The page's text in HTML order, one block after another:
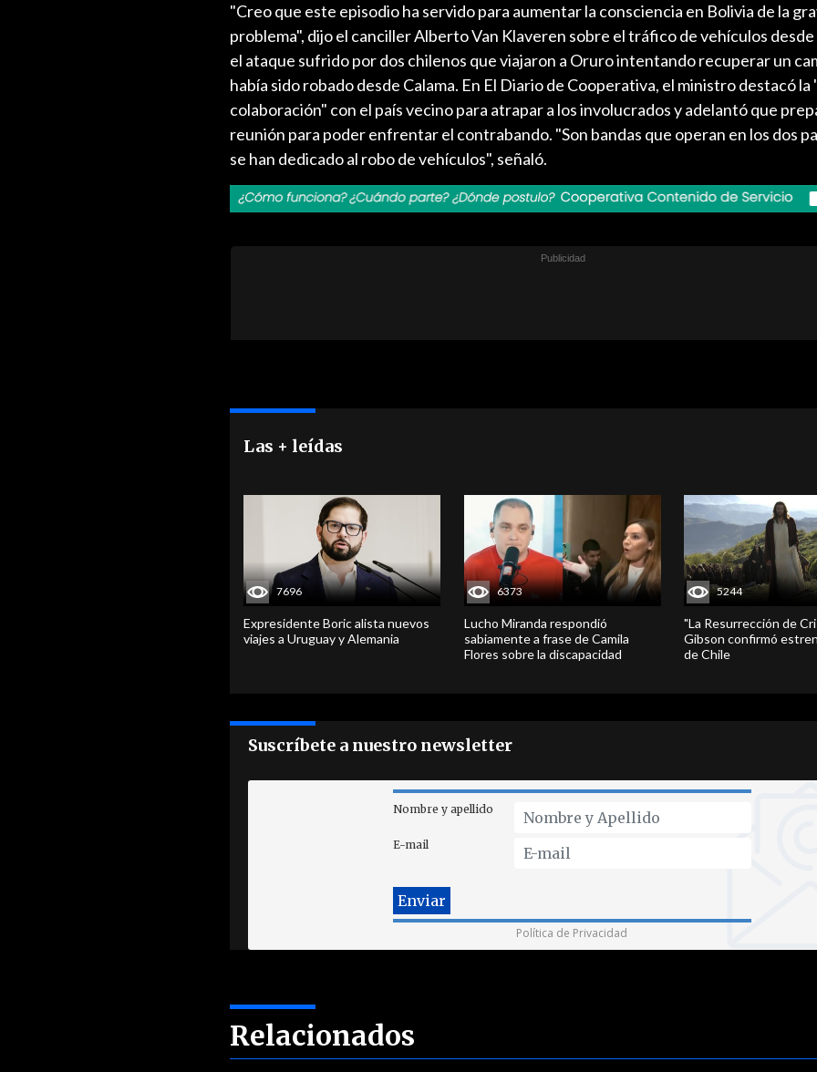
"Creo que este episodio ha servido para aumentar la consciencia en Bolivia de la
problema", dijo el canciller Alberto Van Klaveren sobre el tráfico de vehículos
el ataque sufrido por dos chilenos que viajaron a Oruro intentando recuperar un
había sido robado desde Calama. En El Diario de Cooperativa, el ministro destacó la
colaboración" con el país vecino para atrapar a los involucrados y adelantó que
reunión para poder enfrentar el contrabando. "Son bandas que operan en los dos
se han dedicado al robo de vehículos", señaló.
Las + leídas
7696
Expresidente Boric alista nuevos
viajes a Uruguay y Alemania
6373
Lucho Miranda respondió
sabiamente a frase de Camila
Flores sobre la discapacidad
5244
"La Resurrección de
Gibson confirmó
de Chile
Suscríbete a nuestro newsletter
Nombre y apellido
E-mail
Política de Privacidad
Relacionados